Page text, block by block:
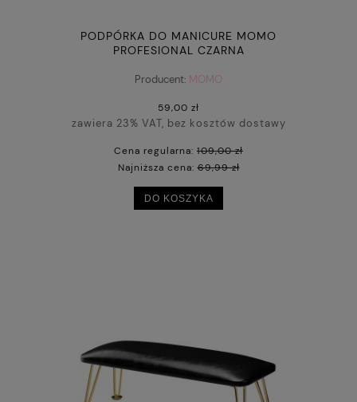
PODPÓRKA DO MANICURE MOMO
PROFESIONAL CZARNA
Producent: MOMO
59,00 zł
zawiera 23% VAT, bez kosztów dostawy
Cena regularna: 109,00 zł
Najniższa cena:69,99 zł
DO KOSZYKA